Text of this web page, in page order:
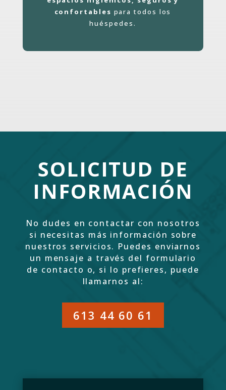
confortables para todos los
huéspedes.
SOLICITUD DE
INFORMACIÓN
No dudes en contactar con nosotros
si necesitas más información sobre
nuestros servicios. Puedes enviarnos
un mensaje a través del formulario
de contacto o, si lo prefieres, puede
llamarnos al:
613 44 60 61